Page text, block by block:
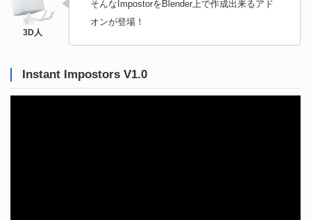
そんなImpostorをBlender上で作成出来るアド
オンが登場！
Instant Impostors V1.0